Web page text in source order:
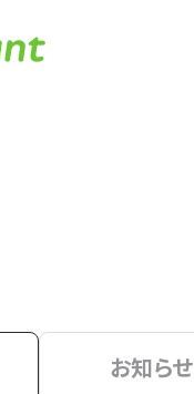
お知らせ